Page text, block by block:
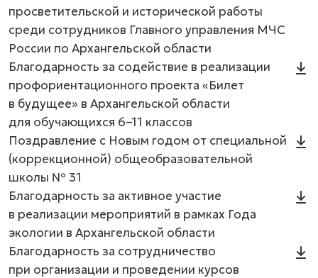
просветительской и исторической работы
среди сотрудников Главного управления МЧС
России по Архангельской области
Благодарность за содействие в реализации
профориентационного проекта «Билет
в будущее» в Архангельской области
для обучающихся 6–11 классов
Поздравление с Новым годом от специальной
(коррекционной) общеобразовательной
школы № 31
Благодарность за активное участие
в реализации мероприятий в рамках Года
экологии в Архангельской области
Благодарность за сотрудничество
при организации и проведении курсов